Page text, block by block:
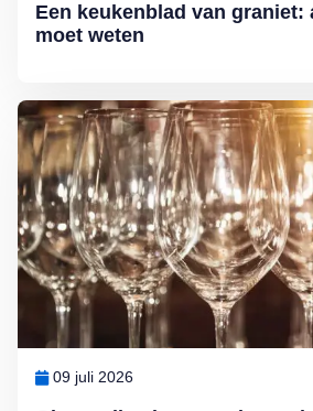
Een keukenblad van graniet:
moet weten
09 juli 2026
Lees meer over Glazen die glanzen: